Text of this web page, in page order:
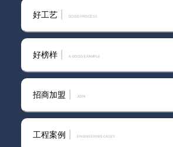
艺术涂料加盟，
“坑”？
吕梁市艺术涂料
概多少一平方
好工艺 GOOD PROCESS
好榜样 A GOOD EXAMPLE
招商加盟 join
工程案例 ENGINEERING CASES